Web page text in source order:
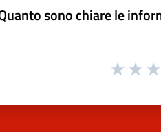
sono chiare le